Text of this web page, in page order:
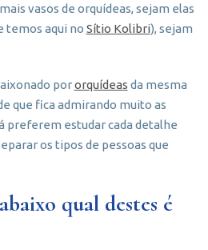
vasos de orquídeas, sejam elas
temos aqui no Sítio Kolibri), sejam
pororquídeas da mesma
que fica admirando muito as
preferem estudar cada detalhe
os tipos de pessoas que
qual destes é